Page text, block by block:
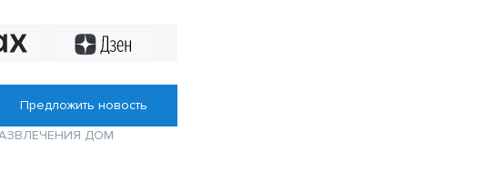
Предложить новость
ДОМ